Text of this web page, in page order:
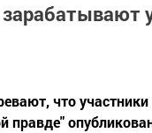
что
правде"